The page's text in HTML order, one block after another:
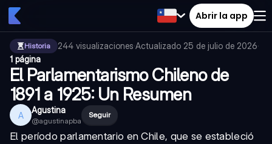
Abrir la app
Historia 244 visualizaciones·Actualizado 25 de julio de 2026·
1 página
El Parlamentarismo Chileno de
1891 a 1925: Un Resumen
A Agustina
@agustinapba
Seguir
El período parlamentario en Chile, que se estableció